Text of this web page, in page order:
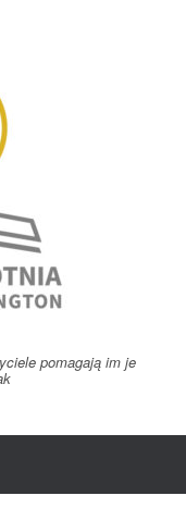
pomagają im je